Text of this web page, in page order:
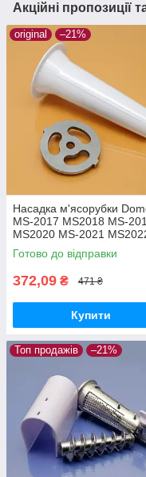
Акційні пропозиції
original –21%
Насадка м'ясорубки
MS-2017 MS2018 MS-
MS2020 MS-2021
MS-2023 MS2024
DT1009 SM-2050 SM-2051
для ковбаси
Готово до відправки
372,09 ₴ 471 ₴
Купити
Топ продажів –21%